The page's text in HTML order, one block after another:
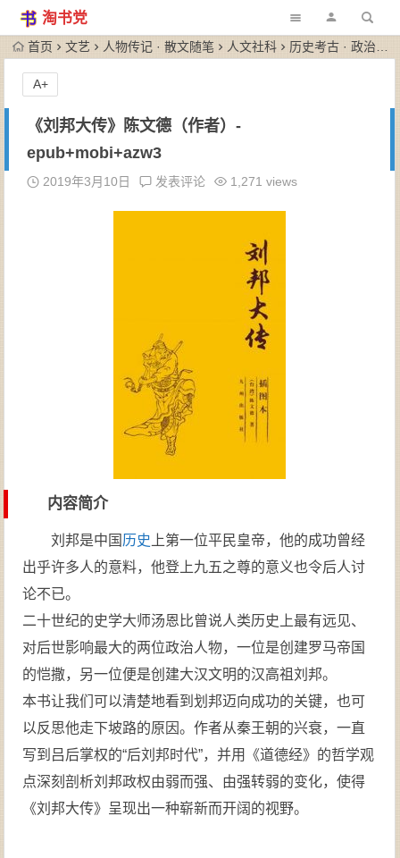
淘书党
首页 文艺 人物传记 · 散文随笔 人文社科 历史考古 · 政治军事
《刘邦大传》陈文德（作者）-
epub+mobi+azw3
2019年3月10日 发表评论 1,271 views
内容简介
刘邦是中国 历史 上第一位平民皇帝，他的成功曾经
出乎许多人的意料，他登上九五之尊的意义也令后人讨
论不已。
二十世纪的史学大师汤恩比曾说人类历史上最有远见、
对后世影响最大的两位政治人物，一位是创建罗马帝国
的恺撒，另一位便是创建大汉文明的汉高祖刘邦。
本书让我们可以清楚地看到划邦迈向成功的关键，也可
以反思他走下坡路的原因。作者从秦王朝的兴衰，一直
写到吕后掌权的“后刘邦时代”，并用《道德经》的哲学观
点深刻剖析刘邦政权由弱而强、由强转弱的变化，使得
《刘邦大传》呈现出一种崭新而开阔的视野。
A+